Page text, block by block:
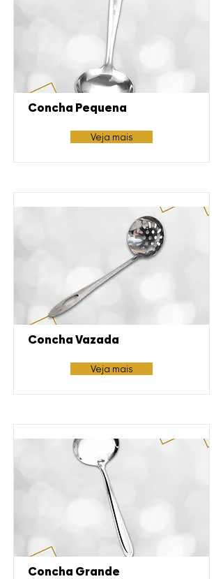
Concha Pequena
Veja mais
Concha Vazada
Veja mais
Concha Grande